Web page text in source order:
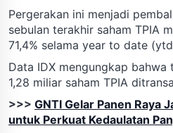
Pergerakan ini menjadi
sebulan terakhir saham TPIA
71,4% selama year to date
Data IDX mengungkap
1,28 miliar saham TPIA
>>> GNTI Gelar Panen Raya
untuk Perkuat Kedaulatan